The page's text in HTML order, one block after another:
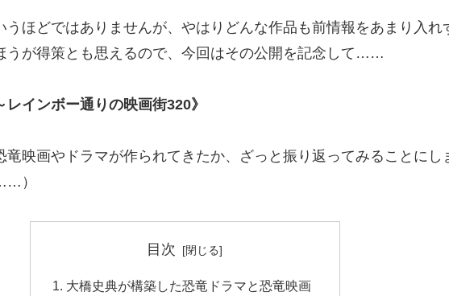
うほどではありませんが、やはりどんな作品も前情報をあまり入れ
うが得策とも思えるので、今回はその公開を記念して……
レインボー通りの映画街320》
竜映画やドラマが作られてきたか、ざっと振り返ってみることにし
）
目次
大橋史典が構築した恐竜ドラマと恐竜映画